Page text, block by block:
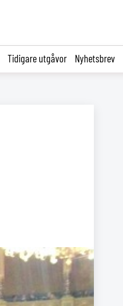
Tidigare utgåvor Nyhetsbrev